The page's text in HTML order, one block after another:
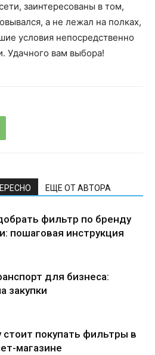
заинтересованы в том,
а не лежал на полках,
условия непосредственно
Удачного вам выбора!
ЕЩЕ ОТ АВТОРА
фильтр по бренду
пошаговая инструкция
для бизнеса:
закупки
стоит покупать фильтры в
магазине